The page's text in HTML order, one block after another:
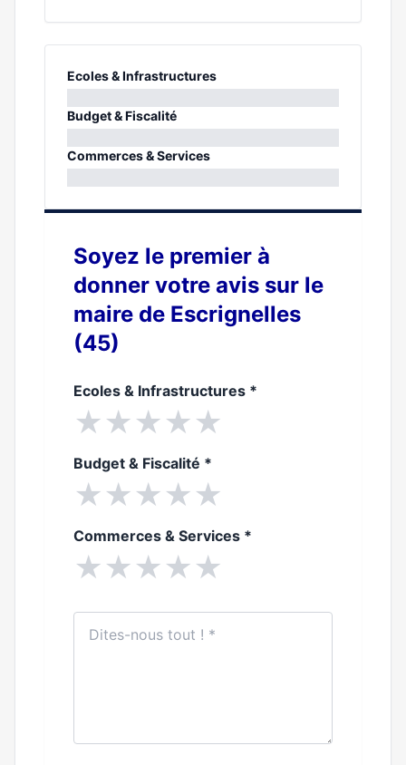
Ecoles & Infrastructures
0%
Budget & Fiscalité
0%
Commerces & Services
Soyez le premier à
donner votre avis sur le
maire de Escrignelles
(45)
Ecoles & Infrastructures *
★★★★★
Budget & Fiscalité *
★★★★★
Commerces & Services *
★★★★★